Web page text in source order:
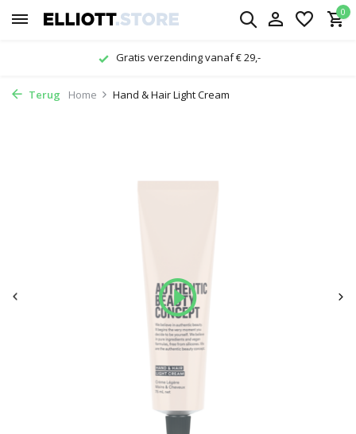
0
Gratis verzending vanaf € 29,-
Terug Home Hand & Hair Light Cream